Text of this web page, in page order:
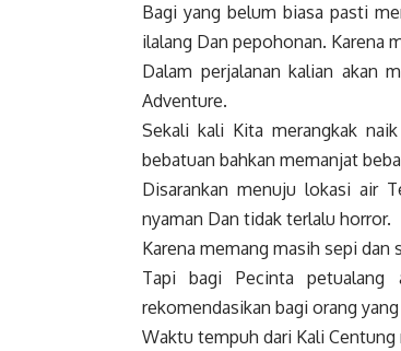
Bagi yang belum biasa pasti
ilalang Dan pepohonan. Karena
Dalam perjalanan kalian akan
Adventure.
Sekali kali Kita merangkak
bebatuan bahkan memanjat
Disarankan menuju lokasi air
nyaman Dan tidak terlalu horror.
Karena memang masih sepi dan
Tapi bagi Pecinta petualang
rekomendasikan bagi orang
Waktu tempuh dari Kali